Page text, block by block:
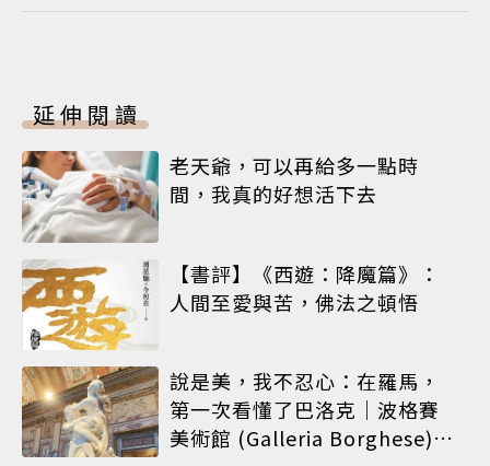
延伸閱讀
老天爺，可以再給多一點時
間，我真的好想活下去
【書評】《西遊：降魔篇》：
人間至愛與苦，佛法之頓悟
說是美，我不忍心：在羅馬，
第一次看懂了巴洛克｜波格賽
美術館 (Galleria Borghese)｜